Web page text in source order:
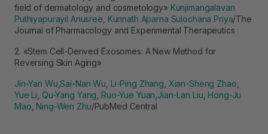
field of dermatology and cosmetology» Kunjimangalavan
Puthiyapurayil Anusree Kunnath Aparna Sulochana Priya/The
Journal of Pharmacology and Experimental Therapeutics
2. «Stem Cell-Derived Exosomes: A New Method for
Reversing Skin Aging»
Jin-Yan Wu ,Sai-Nan Wu Li-Ping Zhang Xian-Sheng Zhao
Yue Li Qu-Yang Yang Ruo-Yue Yuan Jian-Lan Liu Hong-Ju
Mao Ning-Wen Zhu/PubMed Central